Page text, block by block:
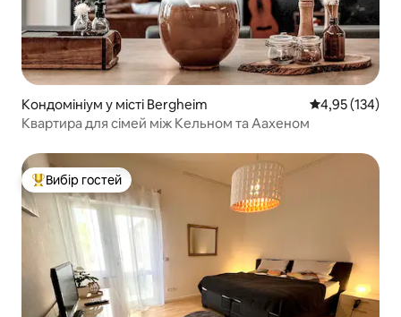
Кондомініум у місті Bergheim Середня
4,95 (134)
Квартира для сімей між Кельном та Аахеном
Топ вибір гостей
Вибір гостей